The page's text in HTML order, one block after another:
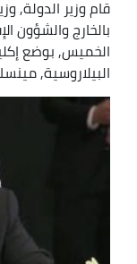
قام وزير الدولة,
بالخارج والشؤون
الخميس, بوضع
البيلاروسية,